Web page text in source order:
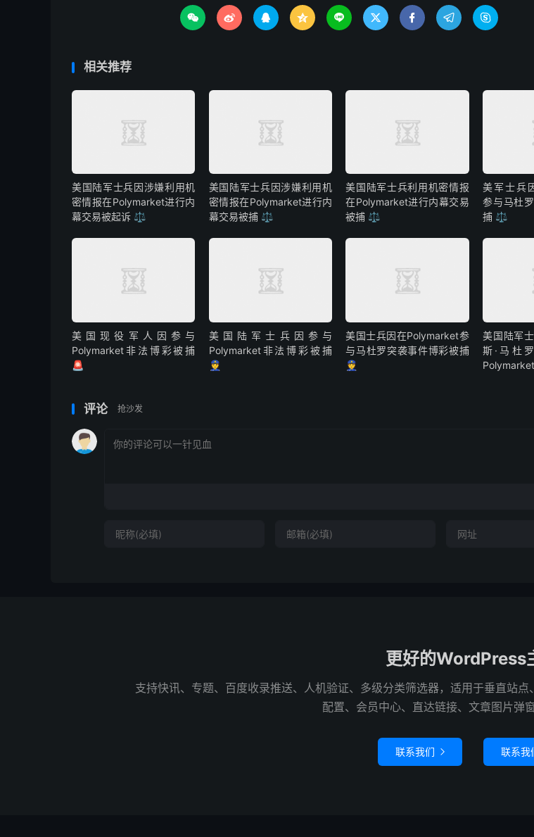
        
相关推荐
美国陆军士兵因涉嫌利用机
密情报在Polymarket进行内
幕交易被起诉 ⚖️
美国陆军士兵因涉嫌利用机
密情报在Polymarket进行内
幕交易被捕 ⚖️
美国陆军士兵利用机密情报
在Polymarket进行内幕交易
被捕 ⚖️
美军士兵
参与马杜
捕 ⚖️
美国现役军人因参与
Polymarket非法博彩被捕
🚨
美国陆军士兵因参与
Polymarket非法博彩被捕
👮
美国士兵因在Polymarket参
与马杜罗突袭事件博彩被捕
👮
美国陆军
斯·马杜
评论 抢沙发
更好的WordPress
支持快讯、专题、百度收录推送、人机验证、多级分类筛选器，适用于垂直站
配置、会员中心、直达链接、文章图片弹
联系我们  联系我